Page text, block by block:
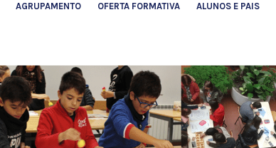
AGRUPAMENTO OFERTA FORMATIVA ALUNOS E PAIS